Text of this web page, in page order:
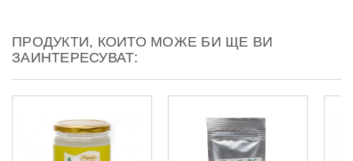
ПРОДУКТИ, КОИТО МОЖЕ БИ ЩЕ ВИ
ЗАИНТЕРЕСУВАТ: